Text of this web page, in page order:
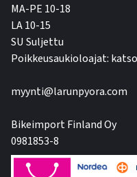
MA-PE 10-18
LA 10-15
SU Suljettu
Poikkeusaukioloajat:
myynti@larunpyora.com
Bikeimport Finland Oy
0981853-8